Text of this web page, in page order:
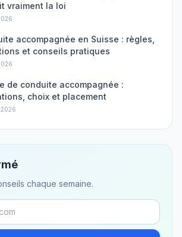
vraiment la loi
accompagnée en Suisse : règles,
et conseils pratiques
de conduite accompagnée :
choix et placement
chaque semaine.